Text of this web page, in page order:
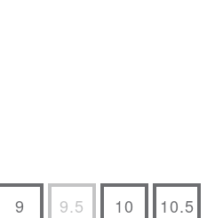
9 9.5 10 10.5